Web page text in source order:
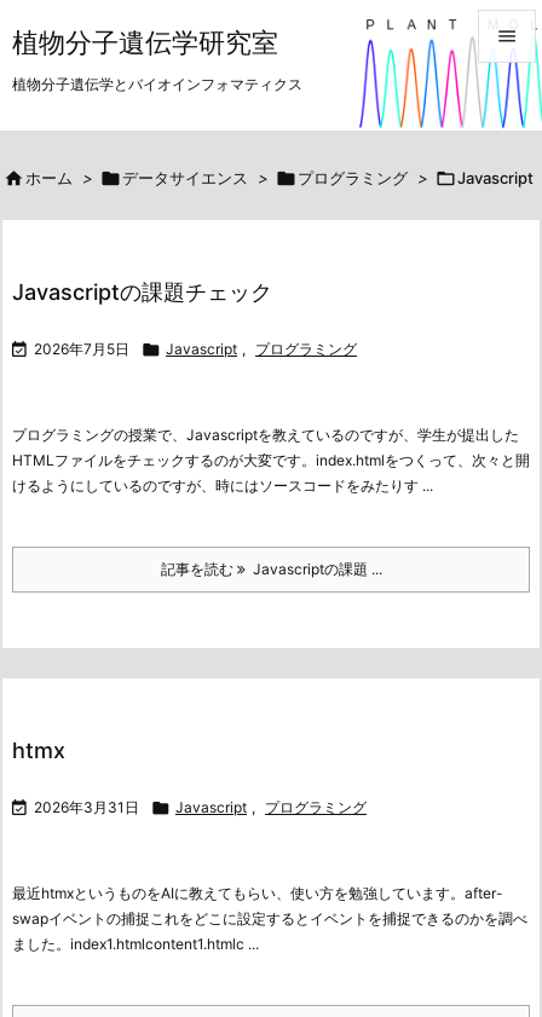
植物分子遺伝学研究室
植物分子遺伝学とバイオインフォマティクス


メニュ
サイド
 ホーム > データサイエンス > プログラミング > Javascript
Javascriptの課題チェック
 2026年7月5日  Javascript , プログラミング
プログラミングの授業で、Javascriptを教えているのですが、学生が提出した
HTMLファイルをチェックするのが大変です。 index.htmlをつくって、次々と開
けるようにしているのですが、時にはソースコードをみたりす ...
記事を読む Javascriptの課題 ...
htmx
 2026年3月31日  Javascript , プログラミング
最近htmxというものをAIに教えてもらい、使い方を勉強しています。 after-
swapイベントの捕捉これをどこに設定するとイベントを捕捉できるのかを調べ
ました。 index1.htmlcontent1.htmlc ...